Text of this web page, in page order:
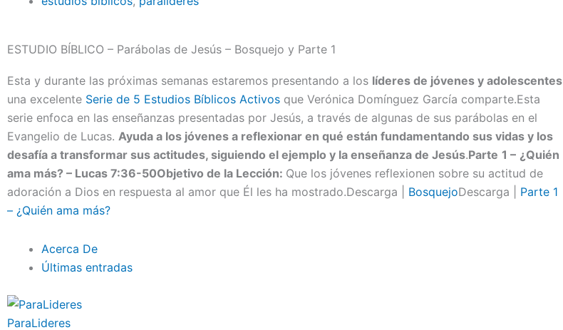
ESTUDIO BÍBLICO – Parábolas de Jesús – Bosquejo y Parte 1
Esta y durante las próximas semanas estaremos presentando a los líderes de jóvenes y adolescentes
una excelente Serie de 5 Estudios Bíblicos Activos que Verónica Domínguez García comparte.Esta
serie enfoca en las enseñanzas presentadas por Jesús, a través de algunas de sus parábolas en el
Evangelio de Lucas. Ayuda a los jóvenes a reflexionar en qué están fundamentando sus vidas y los
desafía a transformar sus actitudes, siguiendo el ejemplo y la enseñanza de Jesús.Parte 1 – ¿Quién
ama más? – Lucas 7:36-50Objetivo de la Lección: Que los jóvenes reflexionen sobre su actitud de
adoración a Dios en respuesta al amor que Él les ha mostrado.Descarga | BosquejoDescarga | Parte 1
– ¿Quién ama más?
Acerca De
Últimas entradas
ParaLideres